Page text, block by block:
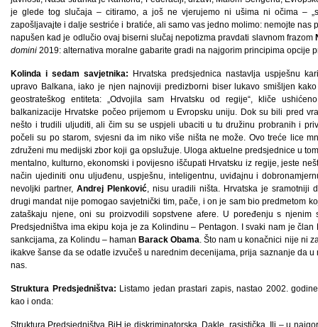
je glede tog slučaja – citiramo, a još ne vjerujemo ni ušima ni očima –
zapošljavajte i dalje sestriće i bratiće, ali samo vas jedno molimo: nemojte nas
napušen kad je odlučio ovaj biserni slučaj nepotizma pravdati slavnom frazom
domini 2019: alternativa moralne gabarite gradi na najgorim principima opcije
Kolinda i sedam savjetnika: Hrvatska predsjednica nastavlja uspješnu
upravo Balkana, iako je njen najnoviji predizborni biser lukavo smišljen
geostrateškog entiteta: „Odvojila sam Hrvatsku od regije“, kliče
balkanizacije Hrvatske počeo prijemom u Evropsku uniju. Dok su bili pred
nešto i trudili uljuditi, ali čim su se uspjeli ubaciti u tu družinu probranih i
počeli su po starom, svjesni da im niko više ništa ne može. Ovo treće lice
združeni mu medijski zbor koji ga opslužuje. Uloga aktuelne predsjednice u
mentalno, kulturno, ekonomski i povijesno iščupati Hrvatsku iz regije, jeste
način ujediniti onu uljuđenu, uspješnu, inteligentnu, uviđajnu i
nevoljki partner, Andrej Plenković, nisu uradili ništa. Hrvatska je sramotniji
drugi mandat nije pomogao savjetnički tim, pače, i on je sam bio predmetom
zataškaju njene, oni su proizvodili sopstvene afere. U poređenju s njenim
Predsjedništva ima ekipu koja je za Kolindinu – Pentagon. I svaki nam je
sankcijama, za Kolindu – haman Barack Obama. Što nam u konačnici nije ni
ikakve šanse da se odatle izvučeš u narednim decenijama, prija saznanje da
nas.
Struktura Predsjedništva: Listamo jedan prastari zapis, nastao 2002.
kao i onda: